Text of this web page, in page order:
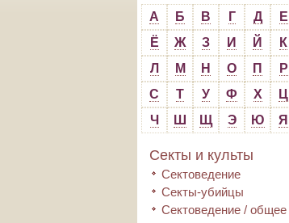
А Б В Г Д
Е
Ё
Ж З И Й
К
Л
М Н О П
Р
С
Т У Ф Х
Ц
Ч
Ш Щ Э Ю Я
Секты и культы
Сектоведение
Секты-убийцы
Сектоведение / общее